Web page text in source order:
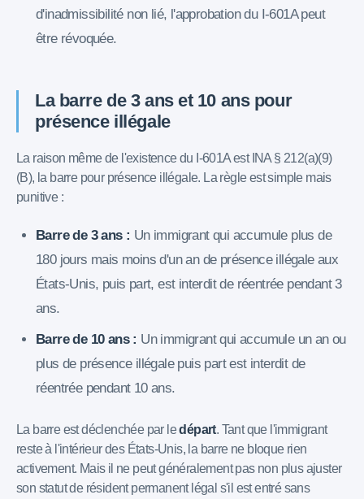
d'inadmissibilité non lié, l'approbation du I-601A peut
être révoquée.
La barre de 3 ans et 10 ans pour
présence illégale
La raison même de l'existence du I-601A est INA § 212(a)(9)
(B), la barre pour présence illégale. La règle est simple mais
punitive :
Barre de 3 ans : Un immigrant qui accumule plus de
180 jours mais moins d'un an de présence illégale aux
États-Unis, puis part, est interdit de réentrée pendant 3
ans.
Barre de 10 ans : Un immigrant qui accumule un an ou
plus de présence illégale puis part est interdit de
réentrée pendant 10 ans.
La barre est déclenchée par ledépart. Tant que l'immigrant
reste à l'intérieur des États-Unis, la barre ne bloque rien
activement. Mais il ne peut généralement pas non plus ajuster
son statut de résident permanent légal s'il est entré sans